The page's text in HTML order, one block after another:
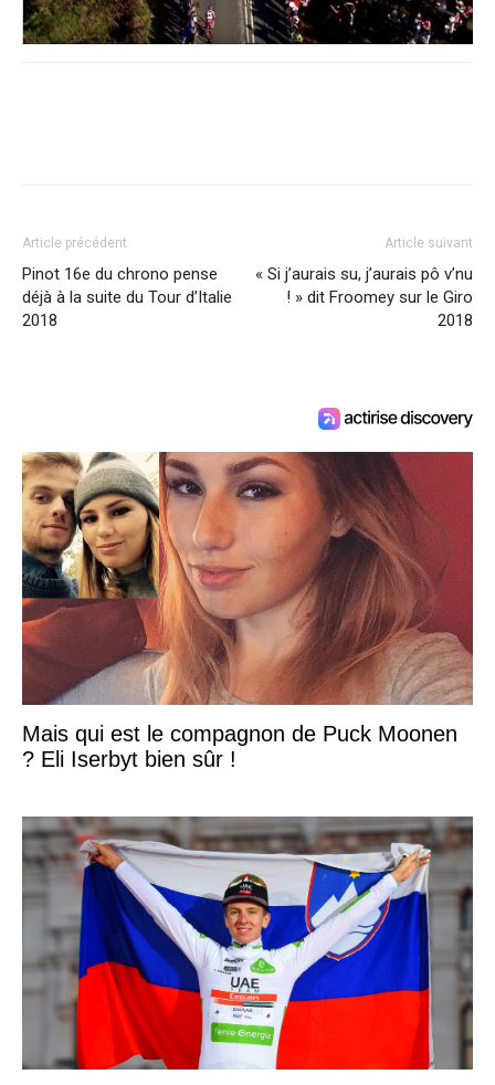
Article précédent
Pinot 16e du chrono pense
déjà à la suite du Tour d’Italie
2018
Article suivant
« Si j’aurais su, j’aurais pô v’nu
! » dit Froomey sur le Giro
2018
Mais qui est le compagnon de Puck Moonen
? Eli Iserbyt bien sûr !